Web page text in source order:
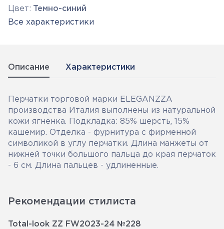
Цвет:
Темно-синий
Все характеристики
Описание Характеристики
Перчатки торговой марки ELEGANZZA
производства Италия выполнены из натуральной
кожи ягненка. Подкладка: 85% шерсть, 15%
кашемир. Отделка - фурнитура с фирменной
символикой в углу перчатки. Длина манжеты от
нижней точки большого пальца до края перчаток
- 6 см. Длина пальцев - удлиненные.
Рекомендации стилиста
Total-look ZZ FW2023-24 №228